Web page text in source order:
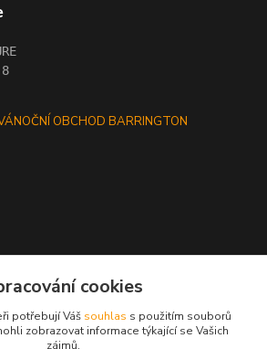
cookies
potřebují Váš souhlas s použitím souborů
zobrazovat informace týkající se Vašich
zájmů.